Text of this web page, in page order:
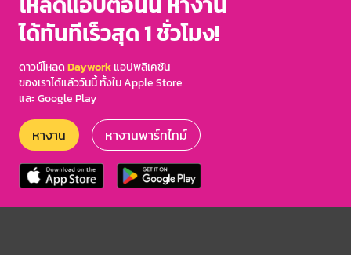
ได้ทันทีเร็วสุด 1 ชั่วโมง!
ดาวน์โหลดDayworkแอปพลิเคชัน
ของเราได้แล้ววันนี้ ทั้งใน Apple Store
และ Google Play
หางาน หางานพาร์ทไทม์